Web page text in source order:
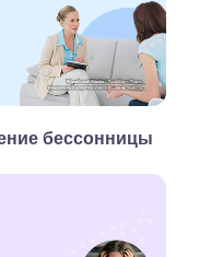
бессонницы